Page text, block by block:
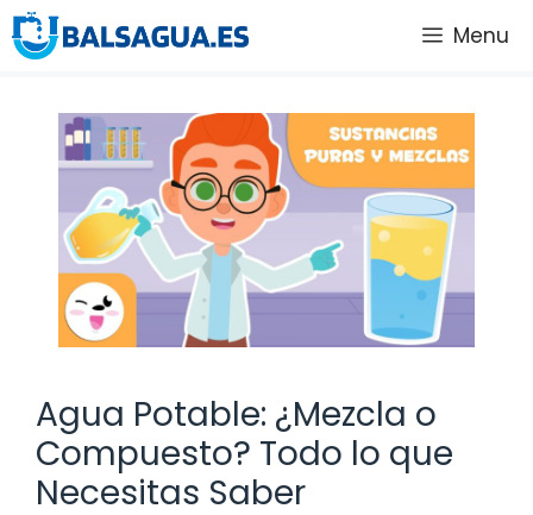
Saltar
al
Menu
Agua Potable: ¿Mezcla o
Compuesto? Todo lo que
Necesitas Saber